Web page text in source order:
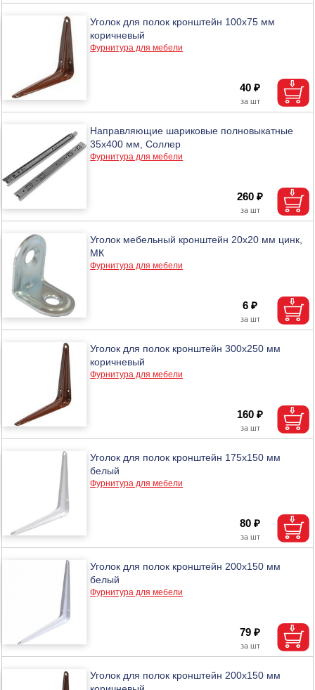
Уголок для полок кронштейн 100х75 мм
коричневый
Фурнитура для мебели
40 ₽
Направляющие шариковые полновыкатные
35х400 мм, Соллер
Фурнитура для мебели
260 ₽
Уголок мебельный кронштейн 20х20 мм цинк,
МК
Фурнитура для мебели
6 ₽
Уголок для полок кронштейн 300х250 мм
коричневый
Фурнитура для мебели
160 ₽
Уголок для полок кронштейн 175х150 мм
белый
Фурнитура для мебели
80 ₽
Уголок для полок кронштейн 200х150 мм
белый
Фурнитура для мебели
79 ₽
Уголок для полок кронштейн 200х150 мм